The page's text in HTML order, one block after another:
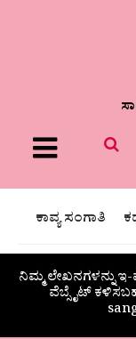
Menu
ಕಾವ್ಯ ಸಂಗಾತಿ
ನಿಮ್ಮ ಲೇಖನಗಳನ್ನು
ವೆಬ್ಸೈಟ್